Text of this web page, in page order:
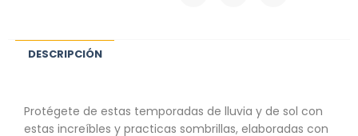
DESCRIPCIÓN
Protégete de estas temporadas de lluvia y de sol con
estas increíbles y practicas sombrillas, elaboradas con